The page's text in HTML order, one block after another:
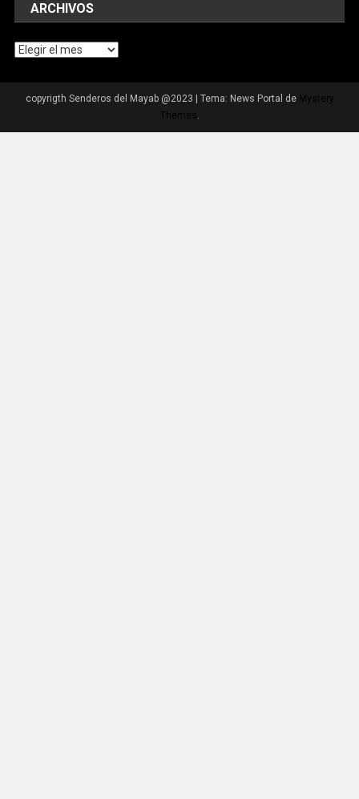
ARCHIVOS
Archivos
copyrigth Senderos del Mayab @2023 Tema: News Portal de Mystery
Themes .